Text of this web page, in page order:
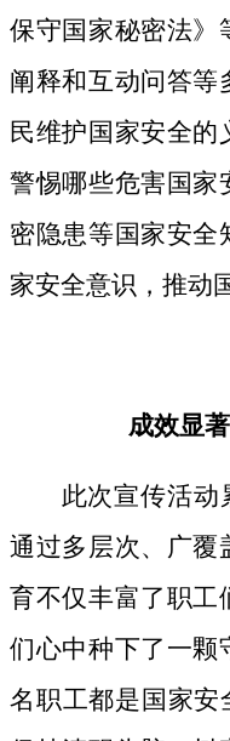
保守国家秘密法》
阐释和互动问答等
民维护国家安全的
警惕哪些危害国家
密隐患等国家安全
家安全意识，推动
成效显著
此次宣传活动
通过多层次、广覆
育不仅丰富了职工
们心中种下了一颗
名职工都是国家安